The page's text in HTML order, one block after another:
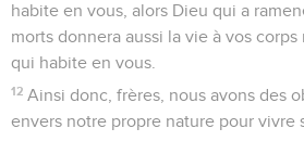
habite en vous, alors Dieu qui a
morts donnera aussi la vie à vos
qui habite en vous.
12 Ainsi donc, frères, nous avons des
envers notre propre nature pour vivre